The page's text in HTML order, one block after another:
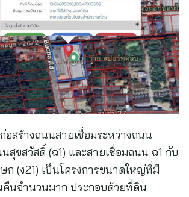
อสร้างถนนสายเชื่อมระหว่างถนน
สุขสวัสดิ์ (ฉ1) และสายเชื่อมถนน ฉ1 กับ
(ง21) เป็นโครงการขนาดใหญ่ที่มี
คืนจำนวนมาก ประกอบด้วยที่ดิน